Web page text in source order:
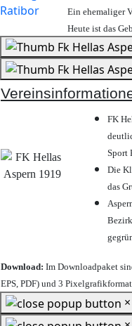
Ein ehemaliger
Heute ist das
FK
Sport
Die
das
Download: Im Downloadpaket
EPS, PDF) und 3
×